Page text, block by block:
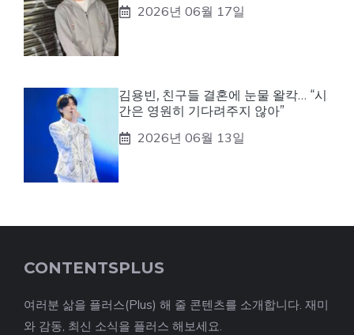
2026년 06월 17일
김용빈, 친구들 결혼에 눈물 왈칵… “시
간은 영원히 기다려주지 않아”
2026년 06월 13일
CONTENTSPLUS
여러분 삶을 플러스(Plus) 해 줄 콘텐츠를 소개합니다. 재미
와 감동, 최신 소식을 플러스 해보세요.